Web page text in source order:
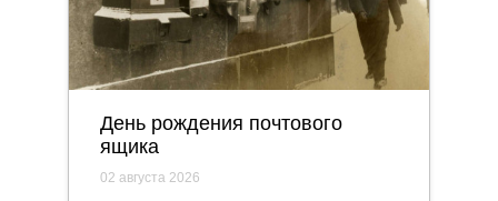
День рождения почтового
ящика
02 августа 2026